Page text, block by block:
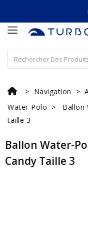
Navigation
Water-Polo
Ballon
taille 3
Ballon Water-
Candy Taille 3